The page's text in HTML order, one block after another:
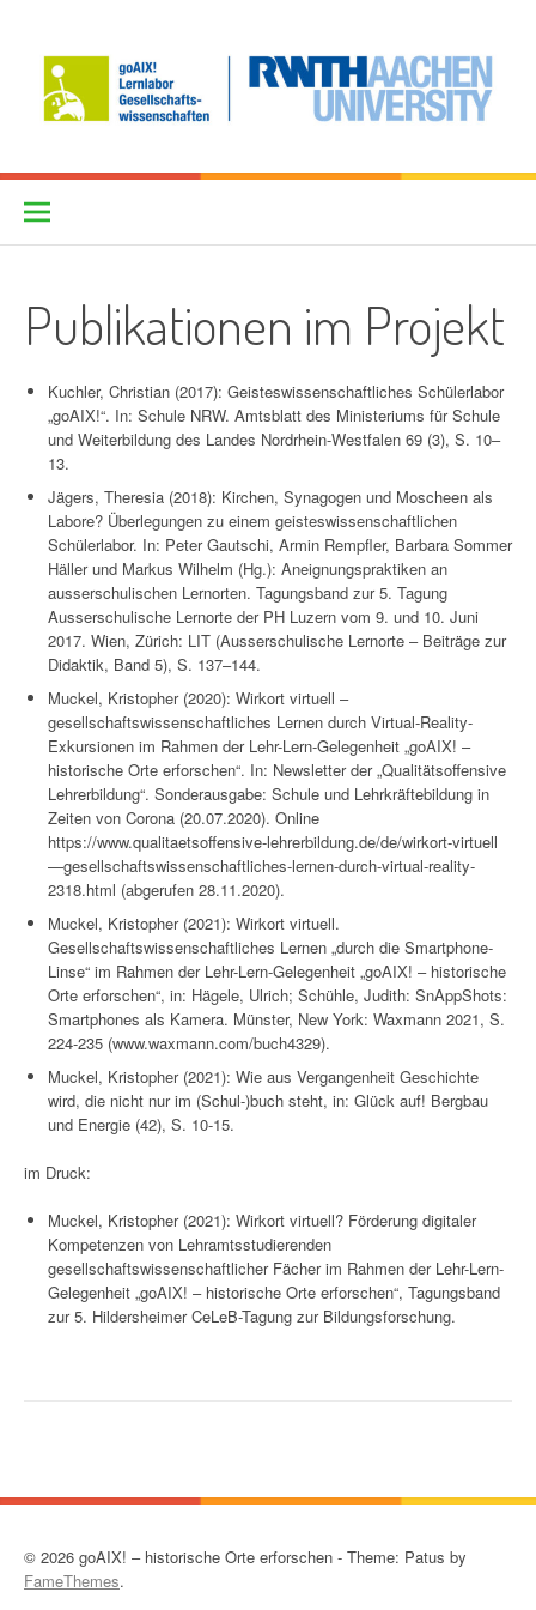
content
goAIX! – historische Orte
erforschen
Publikationen im Projekt
Kuchler, Christian (2017): Geisteswissenschaftliches Schülerlabor
„goAIX!“. In: Schule NRW. Amtsblatt des Ministeriums für Schule
und Weiterbildung des Landes Nordrhein-Westfalen 69 (3), S. 10–
13.
Jägers, Theresia (2018): Kirchen, Synagogen und Moscheen als
Labore? Überlegungen zu einem geisteswissenschaftlichen
Schülerlabor. In: Peter Gautschi, Armin Rempfler, Barbara Sommer
Häller und Markus Wilhelm (Hg.): Aneignungspraktiken an
ausserschulischen Lernorten. Tagungsband zur 5. Tagung
Ausserschulische Lernorte der PH Luzern vom 9. und 10. Juni
2017. Wien, Zürich: LIT (Ausserschulische Lernorte – Beiträge zur
Didaktik, Band 5), S. 137–144.
Muckel, Kristopher (2020): Wirkort virtuell –
gesellschaftswissenschaftliches Lernen durch Virtual-Reality-
Exkursionen im Rahmen der Lehr-Lern-Gelegenheit „goAIX! –
historische Orte erforschen“. In: Newsletter der „Qualitätsoffensive
Lehrerbildung“. Sonderausgabe: Schule und Lehrkräftebildung in
Zeiten von Corona (20.07.2020). Online
https://www.qualitaetsoffensive-lehrerbildung.de/de/wirkort-virtuell
—gesellschaftswissenschaftliches-lernen-durch-virtual-reality-
2318.html (abgerufen 28.11.2020).
Muckel, Kristopher (2021): Wirkort virtuell.
Gesellschaftswissenschaftliches Lernen „durch die Smartphone-
Linse“ im Rahmen der Lehr-Lern-Gelegenheit „goAIX! – historische
Orte erforschen“, in: Hägele, Ulrich; Schühle, Judith: SnAppShots:
Smartphones als Kamera. Münster, New York: Waxmann 2021, S.
224-235 (www.waxmann.com/buch4329).
Muckel, Kristopher (2021): Wie aus Vergangenheit Geschichte
wird, die nicht nur im (Schul-)buch steht, in: Glück auf! Bergbau
und Energie (42), S. 10-15.
im Druck:
Muckel, Kristopher (2021): Wirkort virtuell? Förderung digitaler
Kompetenzen von Lehramtsstudierenden
gesellschaftswissenschaftlicher Fächer im Rahmen der Lehr-Lern-
Gelegenheit „goAIX! – historische Orte erforschen“, Tagungsband
zur 5. Hildersheimer CeLeB-Tagung zur Bildungsforschung.
© 2026 goAIX! – historische Orte erforschen - Theme: Patus by
FameThemes.